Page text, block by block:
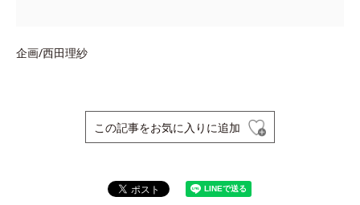
企画/西田理紗
この記事をお気に入りに追加